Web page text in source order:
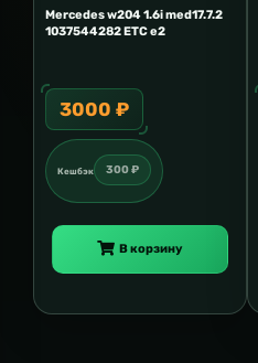
Mercedes w204 1.6i med17.7.2
1037544282 ETC e2
3000 ₽
Кешбэк 300 ₽
В корзину